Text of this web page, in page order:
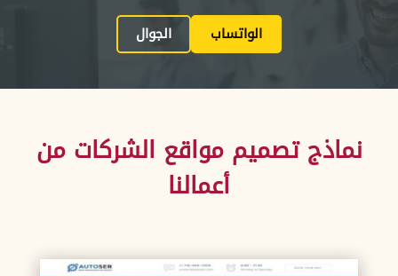
الواتساب الجوال
نماذج تصميم مواقع الشركات من
أعمالنا